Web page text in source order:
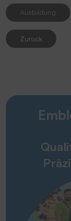
Ausbildung
Zurück